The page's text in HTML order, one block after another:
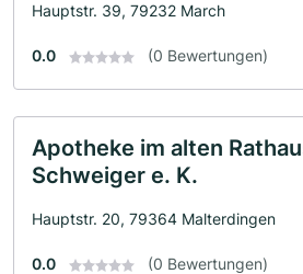
Hauptstr. 39, 79232 March
0.0 (0 Bewertungen)
Apotheke im alten
Schweiger e. K.
Hauptstr. 20, 79364 Malterdingen
0.0 (0 Bewertungen)